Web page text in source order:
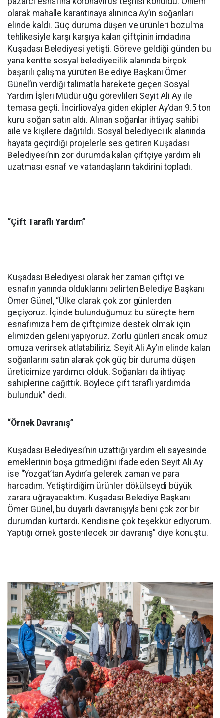
olarak mahalle karantinaya alınınca Ay’ın soğanları
elinde kaldı. Güç duruma düşen ve ürünleri bozulma
tehlikesiyle karşı karşıya kalan çiftçinin imdadına
Kuşadası Belediyesi yetişti. Göreve geldiği günden bu
yana kentte sosyal belediyecilik alanında birçok
başarılı çalışma yürüten Belediye Başkanı Ömer
Günel’in verdiği talimatla harekete geçen Sosyal
Yardım İşleri Müdürlüğü görevlileri Seyit Ali Ay ile
temasa geçti. İncirliova’ya giden ekipler Ay’dan 9.5 ton
kuru soğan satın aldı. Alınan soğanlar ihtiyaç sahibi
aile ve kişilere dağıtıldı. Sosyal belediyecilik alanında
hayata geçirdiği projelerle ses getiren Kuşadası
Belediyesi’nin zor durumda kalan çiftçiye yardım eli
uzatması esnaf ve vatandaşların takdirini topladı.
“Çift Taraflı Yardım”
Kuşadası Belediyesi olarak her zaman çiftçi ve
esnafın yanında olduklarını belirten Belediye Başkanı
Ömer Günel, “Ülke olarak çok zor günlerden
geçiyoruz. İçinde bulunduğumuz bu süreçte hem
esnafımıza hem de çiftçimize destek olmak için
elimizden geleni yapıyoruz. Zorlu günleri ancak omuz
omuza verirsek atlatabiliriz. Seyit Ali Ay’ın elinde kalan
soğanlarını satın alarak çok güç bir duruma düşen
üreticimize yardımcı olduk. Soğanları da ihtiyaç
sahiplerine dağıttık. Böylece çift taraflı yardımda
bulunduk” dedi.
“Örnek Davranış”
Kuşadası Belediyesi’nin uzattığı yardım eli sayesinde
emeklerinin boşa gitmediğini ifade eden Seyit Ali Ay
ise “Yozgat’tan Aydın’a gelerek zaman ve para
harcadım. Yetiştirdiğim ürünler dökülseydi büyük
zarara uğrayacaktım. Kuşadası Belediye Başkanı
Ömer Günel, bu duyarlı davranışıyla beni çok zor bir
durumdan kurtardı. Kendisine çok teşekkür ediyorum.
Yaptığı örnek gösterilecek bir davranış” diye konuştu.